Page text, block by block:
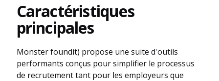
Caractéristiques
principales
Monster foundit) propose une suite d'outils
performants conçus pour simplifier le processus
de recrutement tant pour les employeurs que